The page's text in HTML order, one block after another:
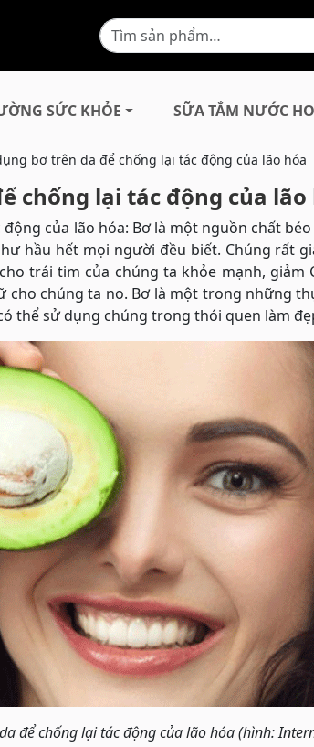
SỨC KHỎE SỮA TẮM NƯỚC
bơ trên da để chống lại tác động của lão hóa
chống lại tác động của lão
của lão hóa: Bơ là một nguồn chất
hầu hết mọi người đều biết. Chúng rất
trái tim của chúng ta khỏe mạnh, giảm
cho chúng ta no. Bơ là một trong những
thể sử dụng chúng trong thói quen làm
để chống lại tác động của lão hóa (hình: